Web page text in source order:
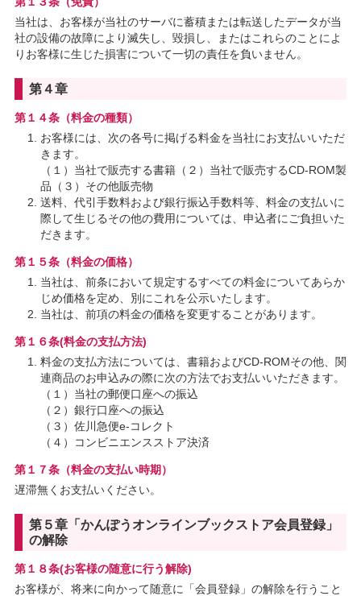
当社は、お客様が当社のサーバに蓄積または転送したデータが当
社の設備の故障により滅失し、毀損し、またはこれらのことによ
りお客様に生じた損害について一切の責任を負いません。
第４章
第１４条（料金の種類）
お客様には、次の各号に掲げる料金を当社にお支払いいただ
きます。
（１）当社で販売する書籍（２）当社で販売するCD-ROM製
品（３）その他販売物
送料、代引手数料および銀行振込手数料等、料金の支払いに
際して生じるその他の費用については、申込者にご負担いた
だきます。
第１５条（料金の価格）
当社は、前条において規定するすべての料金についてあらか
じめ価格を定め、別にこれを公示いたします。
当社は、前項の料金の価格を変更することがあります。
第１６条(料金の支払方法)
料金の支払方法については、書籍およびCD-ROMその他、関
連商品のお申込みの際に次の方法でお支払いいただきます。
（１）当社の郵便口座への振込
（２）銀行口座への振込
（３）佐川急便e-コレクト
（４）コンビニエンスストア決済
第１７条（料金の支払い時期）
遅滞無くお支払いください。
第５章「かんぽうオンラインブックストア会員登録」
の解除
第１８条(お客様の随意に行う解除)
お客様が、将来に向かって随意に「会員登録」の解除を行うこと